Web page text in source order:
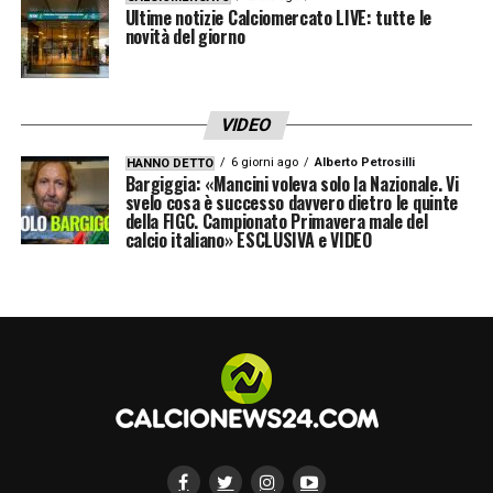
l’attaccante ha infatti collezionato ben53
presenze
complessive, trascinando
personale bottino offensivo è
semplicemente devastante: ha messo a
referto la bellezza di38 golin tutte le
competizioni disputate, impreziosendo il suo
L’attesa dei tifosi per la fumata
confermano il suo dirompente impatto e che
Ultime notizie Calciomercato LIVE: tutte le
novità del giorno
VIDEO
HANNO DETTO 6 giorni ago Alberto Petrosilli
Bargiggia: «Mancini voleva solo la Nazionale. Vi
svelo cosa è successo davvero dietro le quinte
della FIGC. Campionato Primavera male del
calcio italiano» ESCLUSIVA e VIDEO